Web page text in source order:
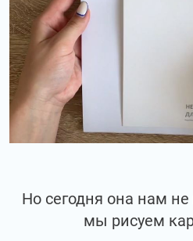
Но сегодня она нам не
мы рисуем